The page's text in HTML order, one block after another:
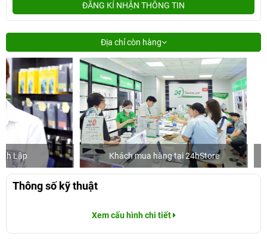
ĐĂNG KÍ NHẬN THÔNG TIN
Địa chỉ còn hàng
Khách mua hàng tại 24hStore Ca sĩ/
Thông số kỹ thuật
Xem cấu hình chi tiết